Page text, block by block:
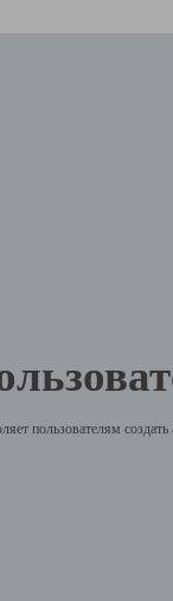
пользователям